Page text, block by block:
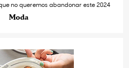
no queremos abandonar este 2024
Moda